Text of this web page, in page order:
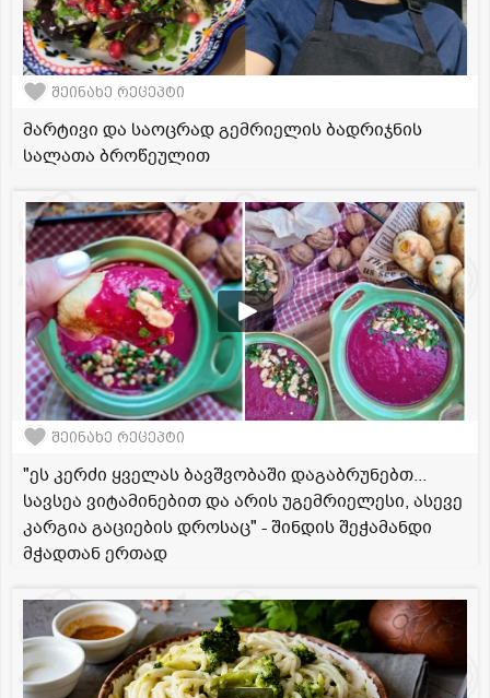
შეინახე რეცეპტი
მარტივი და საოცრად გემრიელის ბადრიჯნის
სალათა ბროწეულით
შეინახე რეცეპტი
"ეს კერძი ყველას ბავშვობაში დაგაბრუნებთ...
სავსეა ვიტამინებით და არის უგემრიელესი, ასევე
კარგია გაციების დროსაც" - შინდის შეჭამანდი
მჭადთან ერთად